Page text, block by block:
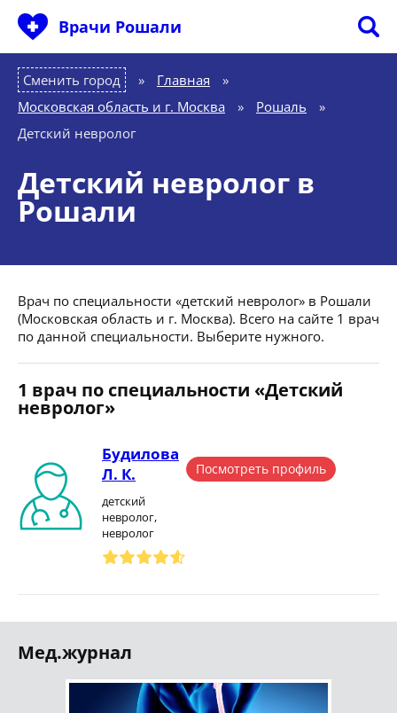
Врачи Рошали
Сменить город Главная
»
Московская область и г. Москва
» Рошаль
»
Детский невролог
Детский невролог в
Рошали
Врач по специальности «детский невролог» в Рошали
(Московская область и г. Москва). Всего на сайте 1 врач
по данной специальности. Выберите нужного.
1 врач по специальности «Детский
невролог»
Будилова
Л. К.
детский
невролог,
невролог
Посмотреть профиль
Мед.журнал